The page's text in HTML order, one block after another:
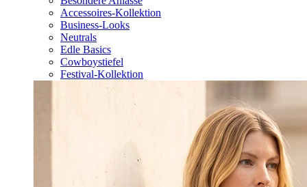
Accessoires-Kollektion
Business-Looks
Neutrals
Edle Basics
Cowboystiefel
Festival-Kollektion